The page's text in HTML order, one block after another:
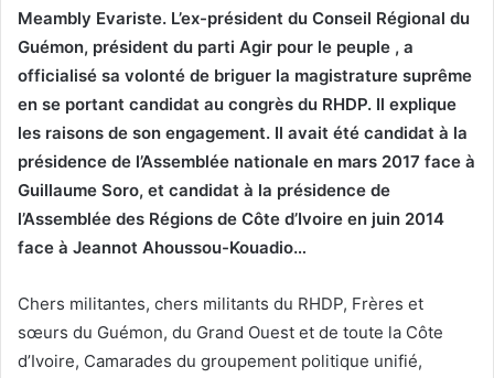
Meambly Evariste. L’ex-président du Conseil Régional du
Guémon, président du parti Agir pour le peuple , a
officialisé sa volonté de briguer la magistrature suprême
en se portant candidat au congrès du RHDP. Il explique
les raisons de son engagement. Il avait été candidat à la
présidence de l’Assemblée nationale en mars 2017 face à
Guillaume Soro, et candidat à la présidence de
l’Assemblée des Régions de Côte d’Ivoire en juin 2014
face à Jeannot Ahoussou-Kouadio…
Chers militantes, chers militants du RHDP, Frères et
sœurs du Guémon, du Grand Ouest et de toute la Côte
d’Ivoire, Camarades du groupement politique unifié,